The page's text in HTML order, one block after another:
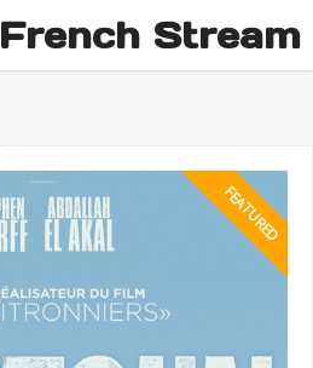
French Stream